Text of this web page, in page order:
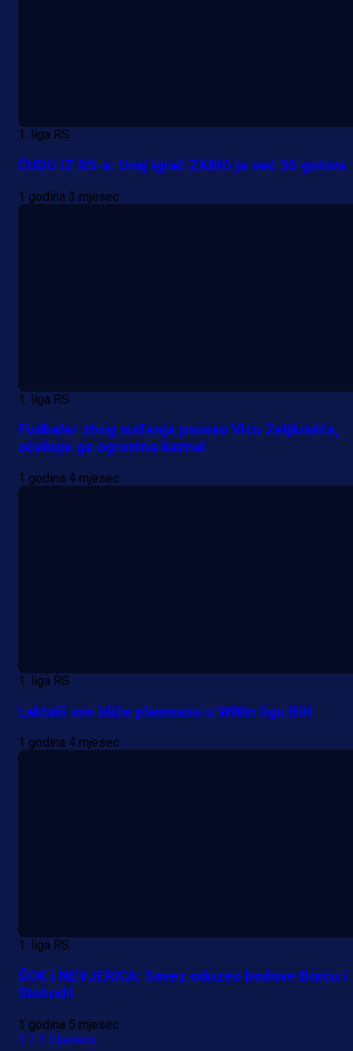
1. liga RS
ČUDO IZ RS-a: Ovaj igrač ZABIO je već 30 golova
1 godina 3 mjesec
1. liga RS
Fudbaler zbog suđenja psovao Vicu Zeljkovića,
očekuje ga ogromna kazna!
1 godina 4 mjesec
1. liga RS
Laktaši sve bliže plasmanu u WWin ligu BiH
1 godina 4 mjesec
1. liga RS
ŠOK i NEVJERICA: Savez oduzeo bodove Borcu i
Slobodi!
1 godina 5 mjesec
1 2 3 Sljedeća